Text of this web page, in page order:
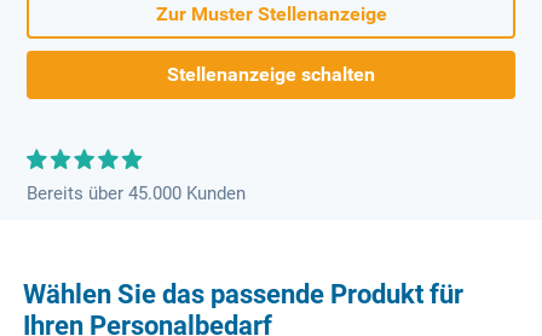
Zur Muster Stellenanzeige
Stellenanzeige schalten
Bereits über 45.000 Kunden
Wählen Sie das passende Produkt für
Ihren Personalbedarf